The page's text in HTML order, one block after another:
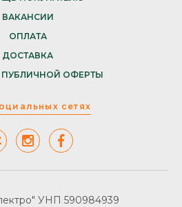
ВАКАНСИИ
ОПЛАТА
ДОСТАВКА
ОФЕРТЫ
сетях
УНП 590984939